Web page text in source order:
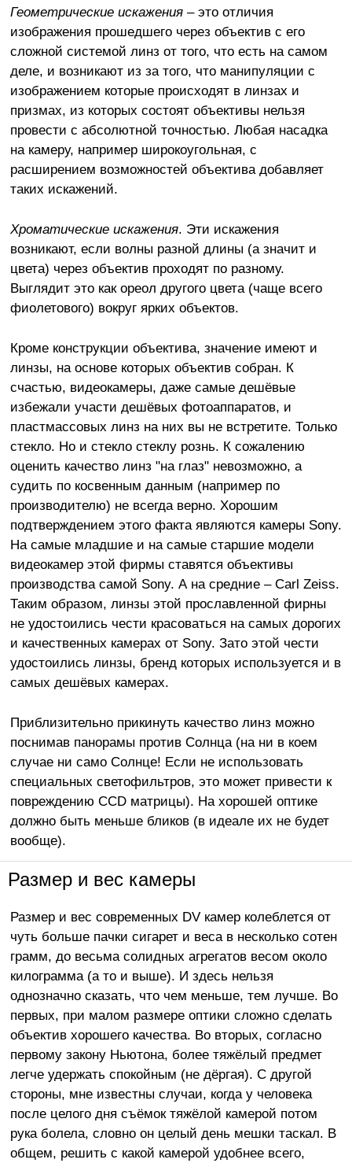
Геометрические искажения– это отличия
изображения прошедшего через объектив с его
сложной системой линз от того, что есть на самом
деле, и возникают из за того, что манипуляции с
изображением которые происходят в линзах и
призмах, из которых состоят объективы нельзя
провести с абсолютной точностью. Любая насадка
на камеру, например широкоугольная, с
расширением возможностей объектива добавляет
таких искажений.
Хроматические искажения. Эти искажения
возникают, если волны разной длины (а значит и
цвета) через объектив проходят по разному.
Выглядит это как ореол другого цвета (чаще всего
фиолетового) вокруг ярких объектов.
Кроме конструкции объектива, значение имеют и
линзы, на основе которых объектив собран. К
счастью, видеокамеры, даже самые дешёвые
избежали участи дешёвых фотоаппаратов, и
пластмассовых линз на них вы не встретите. Только
стекло. Но и стекло стеклу рознь. К сожалению
оценить качество линз "на глаз" невозможно, а
судить по косвенным данным (например по
производителю) не всегда верно. Хорошим
подтверждением этого факта являются камеры Sony.
На самые младшие и на самые старшие модели
видеокамер этой фирмы ставятся объективы
производства самой Sony. А на средние – Carl Zeiss.
Таким образом, линзы этой прославленной фирны
не удостоились чести красоваться на самых дорогих
и качественных камерах от Sony. Зато этой чести
удостоились линзы, бренд которых используется и в
самых дешёвых камерах.
Приблизительно прикинуть качество линз можно
поснимав панорамы против Солнца (на ни в коем
случае ни само Солнце! Если не использовать
специальных светофильтров, это может привести к
повреждению CCD матрицы). На хорошей оптике
должно быть меньше бликов (в идеале их не будет
вообще).
Размер и вес камеры
Размер и вес современных DV камер колеблется от
чуть больше пачки сигарет и веса в несколько сотен
грамм, до весьма солидных агрегатов весом около
килограмма (а то и выше). И здесь нельзя
однозначно сказать, что чем меньше, тем лучше. Во
первых, при малом размере оптики сложно сделать
объектив хорошего качества. Во вторых, согласно
первому закону Ньютона, более тяжёлый предмет
легче удержать спокойным (не дёргая). С другой
стороны, мне известны случаи, когда у человека
после целого дня съёмок тяжёлой камерой потом
рука болела, словно он целый день мешки таскал. В
общем, решить с какой камерой удобнее всего,